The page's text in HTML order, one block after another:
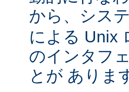
から、シス
による Unix
のインタフ
とが ありま